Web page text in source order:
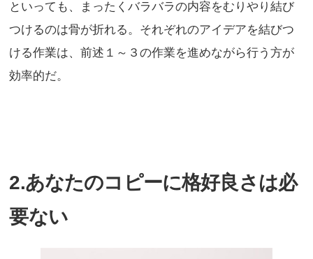
といっても、まったくバラバラの内容をむりやり結び
つけるのは骨が折れる。それぞれのアイデアを結びつ
ける作業は、前述１～３の作業を進めながら行う方が
効率的だ。
2.あなたのコピーに格好良さは必
要ない